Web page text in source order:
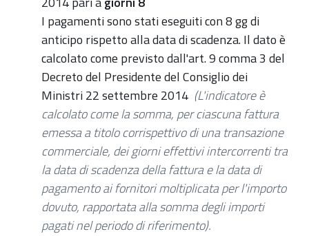
I pagamenti sono stati eseguiti con 8 gg di
anticipo rispetto alla data di scadenza. Il dato è
calcolato come previsto dall'art. 9 comma 3 del
Decreto del Presidente del Consiglio dei
Ministri 22 settembre 2014 (L'indicatore è
calcolato come la somma, per ciascuna fattura
emessa a titolo corrispettivo di una transazione
commerciale, dei giorni effettivi intercorrenti tra
la data di scadenza della fattura e la data di
pagamento ai fornitori moltiplicata per l'importo
dovuto, rapportata alla somma degli importi
pagati nel periodo di riferimento).